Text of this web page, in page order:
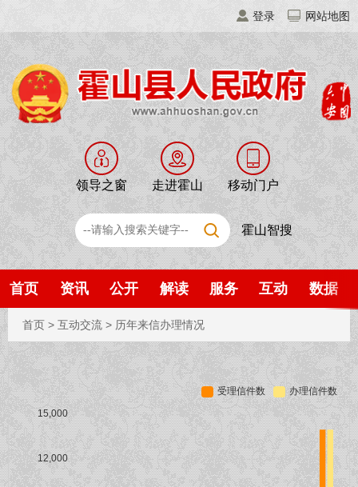
登录 网站地图
领导之窗 走进霍山 移动门户
霍山智搜
首页 资讯 公开 解读 服务 互动 数据
首页 > 互动交流 > 历年来信办理情况